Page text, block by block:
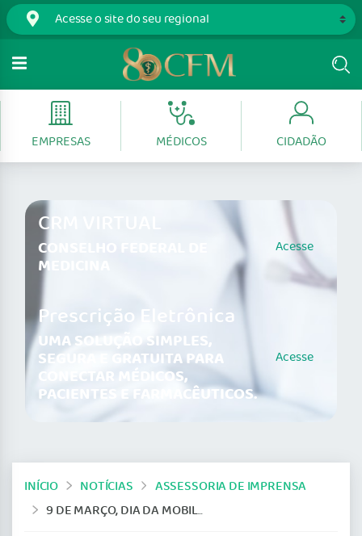
EMPRESAS MÉDICOS CIDADÃO
CRM VIRTUAL
CONSELHO FEDERAL DE
MEDICINA
Acesse
Prescrição Eletrônica
UMA SOLUÇÃO SIMPLES,
SEGURA E GRATUITA PARA
CONECTAR MÉDICOS,
PACIENTES E FARMACÊUTICOS.
Acesse
INÍCIO NOTÍCIAS
ASSESSORIA DE IMPRENSA
9 DE MARÇO, DIA DA MOBILIZAÇÃO PELA CBHPM